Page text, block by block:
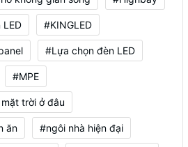
#KINGLED
#Lựa chọn đèn LED
#MPE
trời ở đâu
ăn #ngôi nhà hiện đại